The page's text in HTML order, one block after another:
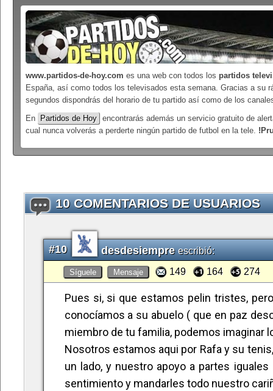
www.partidos-de-hoy.com es una web con todos los partidos
España, así como todos los televisados esta semana. Gracias a su
segundos dispondrás del horario de tu partido así como de los
En
Partidos de Hoy
encontrarás además un servicio gratuito de
cual nunca volverás a perderte ningún partido de futbol en la tele.
10 COMENTARIOS DE USUARIOS
#10 desdesiempreescribió:
Síguele Mensaje 149 164 274
Pues si, si que estamos pelin tristes,
conocíamos a su abuelo ( que en paz
miembro de tu familia, podemos imaginar
Nosotros estamos aqui por Rafa y su
un lado, y nuestro apoyo a partes
sentimiento y mandarles todo nuestro